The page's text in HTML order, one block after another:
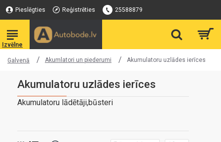
Pieslēgties Reģistrēties 25588879
Galvenā Akumlatori un piederumi Akumulatoru uzlādes ierīces
Akumulatoru uzlādes ierīces
Akumulatoru lādētāji,būsteri